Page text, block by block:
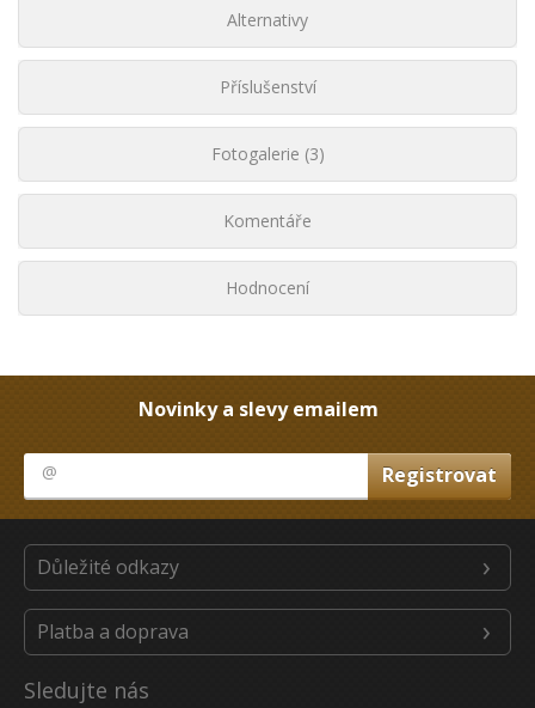
Alternativy
Příslušenství
Fotogalerie (3)
Komentáře
Hodnocení
Novinky a slevy emailem
Důležité odkazy
Platba a doprava
Sledujte nás